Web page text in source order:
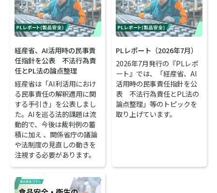
経産省、AI活用時の民事責
任指針を公表 不法行為責
任とPL法の論点整理
経産省は「AI利活用におけ
る民事責任の解釈適用に関
する手引き」を公表しまし
た。AIを巡る法的課題は流
動的で、今後は裁判例の蓄
積に加え 、関係省庁の議論
や法制度の見直しの動きを
注視する必要があります。
PLレポート（2026年7月）
2026年7月発行の『PLレポ
ート』では、「経産省、AI
活用時の民事責任指針を公
表 不法行為責任とPL法の
論点整理」等のトピックを
取り上げています。